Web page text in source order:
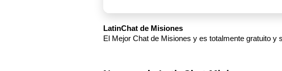
LatinChat de Misiones
El Mejor Chat de Misiones y es totalmente gratuito y